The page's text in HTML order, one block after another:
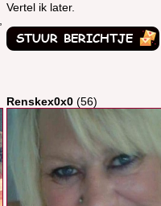
Vertel ik later.
Renskex0x0 (56)